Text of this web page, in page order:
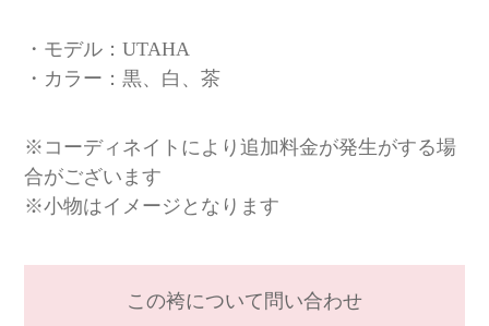
モデル：UTAHA
カラー：黒、白、茶
※コーディネイトにより追加料金が発生がする場
合がございます
※小物はイメージとなります
この袴について問い合わせ